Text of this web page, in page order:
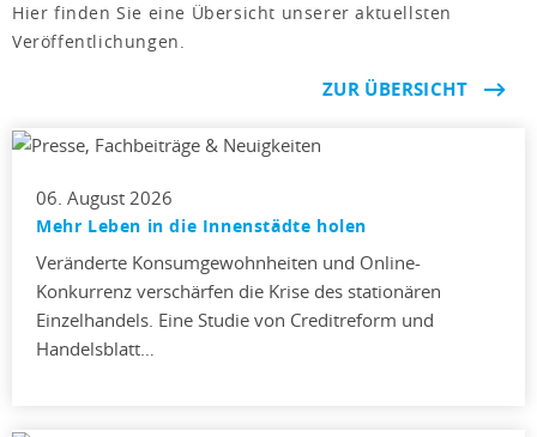
Hier finden Sie eine Übersicht unserer aktuellsten
Veröffentlichungen.
ZUR ÜBERSICHT
06. August 2026
Mehr Leben in die Innenstädte holen
Veränderte Konsumgewohnheiten und Online-
Konkurrenz verschärfen die Krise des stationären
Einzelhandels. Eine Studie von Creditreform und
Handelsblatt…